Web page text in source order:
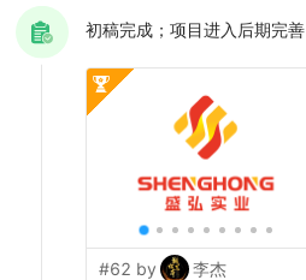
初稿完成；项目进入后期完善
#62 by 李杰